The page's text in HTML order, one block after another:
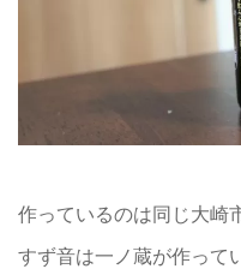
作っているのは同じ大崎
すず音は一ノ蔵が作って